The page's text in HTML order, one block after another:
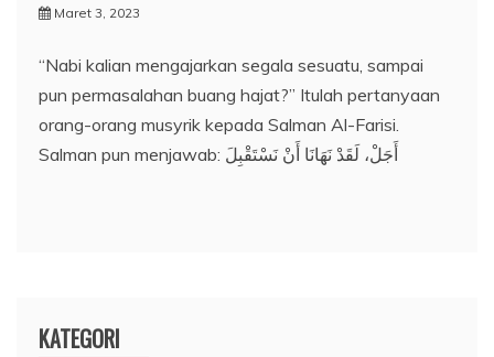
Maret 3, 2023
“Nabi kalian mengajarkan segala sesuatu, sampai
pun permasalahan buang hajat?” Itulah pertanyaan
orang-orang musyrik kepada Salman Al-Farisi.
Salman pun menjawab: أَجَلْ، لَقَدْ نَهَانَا أَنْ نَسْتَقْبِلَ
KATEGORI